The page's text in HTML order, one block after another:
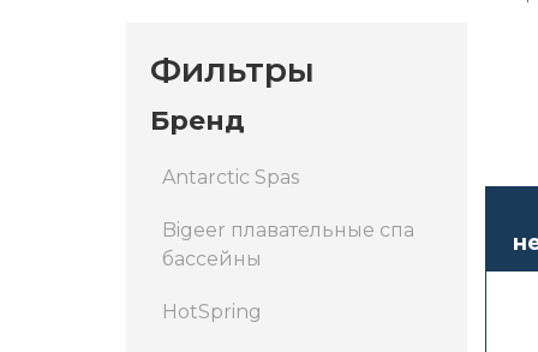
Фильтры
Бренд
Antarctic Spas
Bigeer плавательные спа
бассейны
HotSpring